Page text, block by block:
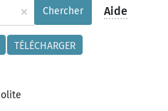
× Chercher Aide
TÉLÉCHARGER